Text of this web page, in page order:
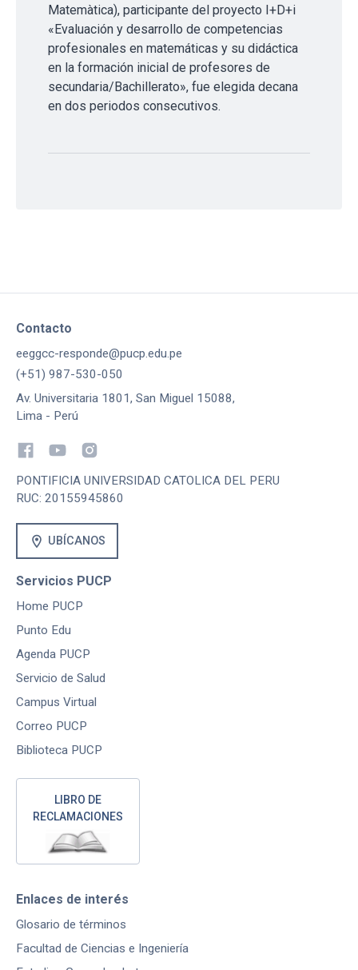
Matemàtica), participante del proyecto I+D+i
«Evaluación y desarrollo de competencias
profesionales en matemáticas y su didáctica
en la formación inicial de profesores de
secundaria/Bachillerato», fue elegida decana
en dos periodos consecutivos.
Contacto
eeggcc-responde@pucp.edu.pe
(+51) 987-530-050
Av. Universitaria 1801, San Miguel 15088,
Lima - Perú
PONTIFICIA UNIVERSIDAD CATOLICA DEL PERU
RUC: 20155945860
location_on UBÍCANOS
Servicios PUCP
Home PUCP
Punto Edu
Agenda PUCP
Servicio de Salud
Campus Virtual
Correo PUCP
Biblioteca PUCP
LIBRO DE
RECLAMACIONES
Enlaces de interés
Glosario de términos
Facultad de Ciencias e Ingeniería